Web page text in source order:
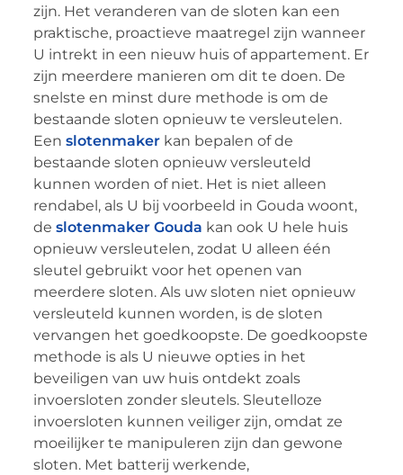
zijn. Het veranderen van de sloten kan een
praktische, proactieve maatregel zijn wanneer
U intrekt in een nieuw huis of appartement. Er
zijn meerdere manieren om dit te doen. De
snelste en minst dure methode is om de
bestaande sloten opnieuw te versleutelen.
Een slotenmakerkan bepalen of de
bestaande sloten opnieuw versleuteld
kunnen worden of niet. Het is niet alleen
rendabel, als U bij voorbeeld in Gouda woont,
de slotenmaker Gouda kan ook U hele huis
opnieuw versleutelen, zodat U alleen één
sleutel gebruikt voor het openen van
meerdere sloten. Als uw sloten niet opnieuw
versleuteld kunnen worden, is de sloten
vervangen het goedkoopste. De goedkoopste
methode is als U nieuwe opties in het
beveiligen van uw huis ontdekt zoals
invoersloten zonder sleutels. Sleutelloze
invoersloten kunnen veiliger zijn, omdat ze
moeilijker te manipuleren zijn dan gewone
sloten. Met batterij werkende,